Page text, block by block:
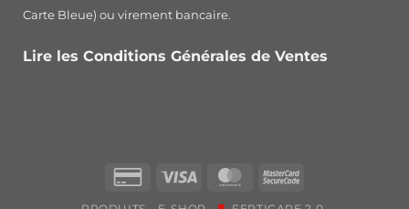
Carte Bleue) ou virement bancaire.
Lire les Conditions Générales de Ventes
Credit
Visa MasterCardMasterCard